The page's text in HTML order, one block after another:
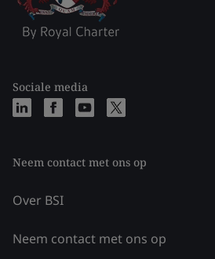
Sociale media
Neem contact met ons op
Over BSI
Neem contact met ons op